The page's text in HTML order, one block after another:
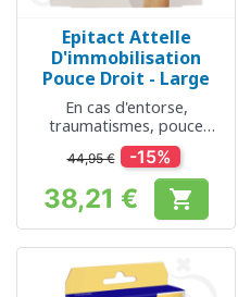
Epitact Attelle
D'immobilisation
Pouce Droit - Large
En cas d'entorse,
traumatismes, pouce
douloureux
44,95 € -15%
Prix
38,21 € 